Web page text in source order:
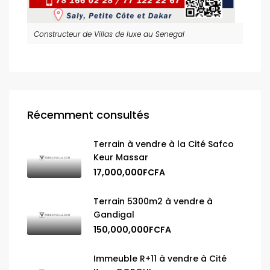
Constructeur de Villas de luxe au Senegal
Récemment consultés
Terrain à vendre à la Cité Safco
Keur Massar
17,000,000FCFA
Terrain 5300m2 à vendre à
Gandigal
150,000,000FCFA
Immeuble R+11 à vendre à Cité